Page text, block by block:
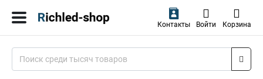
Контакты Войти Корзина